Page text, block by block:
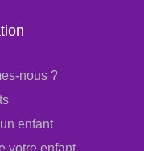
nous ?
enfant
votre enfant